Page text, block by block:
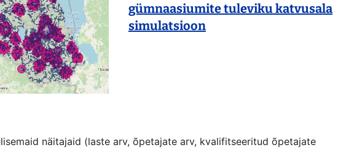
gümnaasiumite tuleviku katvusala
simulatsioon
näitajaid (laste arv, õpetajate arv, kvalifitseeritud õpetajate